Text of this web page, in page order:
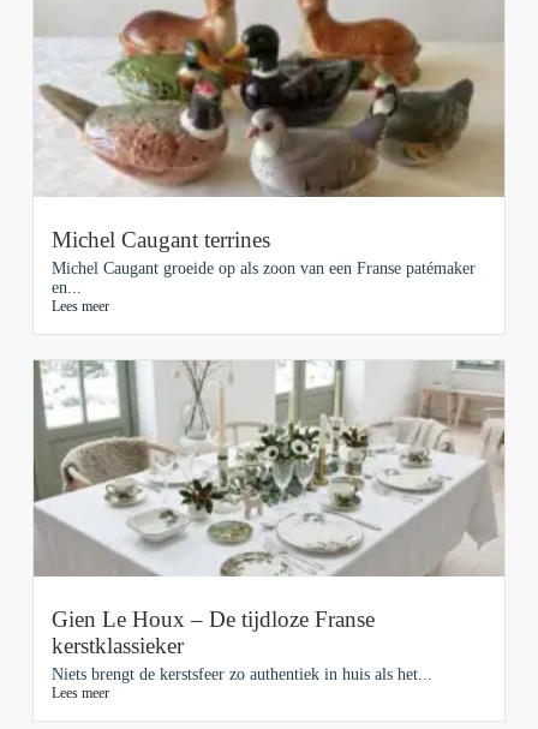
Michel Caugant terrines
Michel Caugant groeide op als zoon van een Franse patémaker
en...
Lees meer
Gien Le Houx – De tijdloze Franse
kerstklassieker
Niets brengt de kerstsfeer zo authentiek in huis als het...
Lees meer